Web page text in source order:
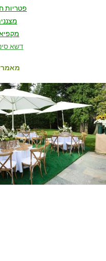
פטריות
דשא